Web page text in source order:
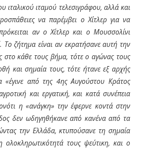
ιταλικού ιταμού τελεσιγράφου, αλλά και
να παρέμβει ο Χίτλερ για να
αν ο Χίτλερ και ο Μουσσολίνι
ζήτημα είναι αν εκρατήσανε αυτή την
στο κάθε τους βήμα, τότε ο αγώνας τους
και σημαία τους, τότε ήτανε εξ αρχής
«έγινε από της 4ηςΑυγούστου Κράτος
και εργατική, και κατά συνέπεια
η «ανάγκη» την έφερνε κοντά στην
δεν ωδηγηθήκανε από κανένα από τα
την Ελλάδα, κτυπούσανε τη σημαία
ολοκληρωτικότητά τους ψεύτικη, και ο